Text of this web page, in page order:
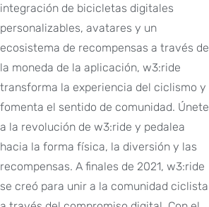
integración de bicicletas digitales
personalizables, avatares y un
ecosistema de recompensas a través de
la moneda de la aplicación, w3:ride
transforma la experiencia del ciclismo y
fomenta el sentido de comunidad. Únete
a la revolución de w3:ride y pedalea
hacia la forma física, la diversión y las
recompensas. A finales de 2021, w3:ride
se creó para unir a la comunidad ciclista